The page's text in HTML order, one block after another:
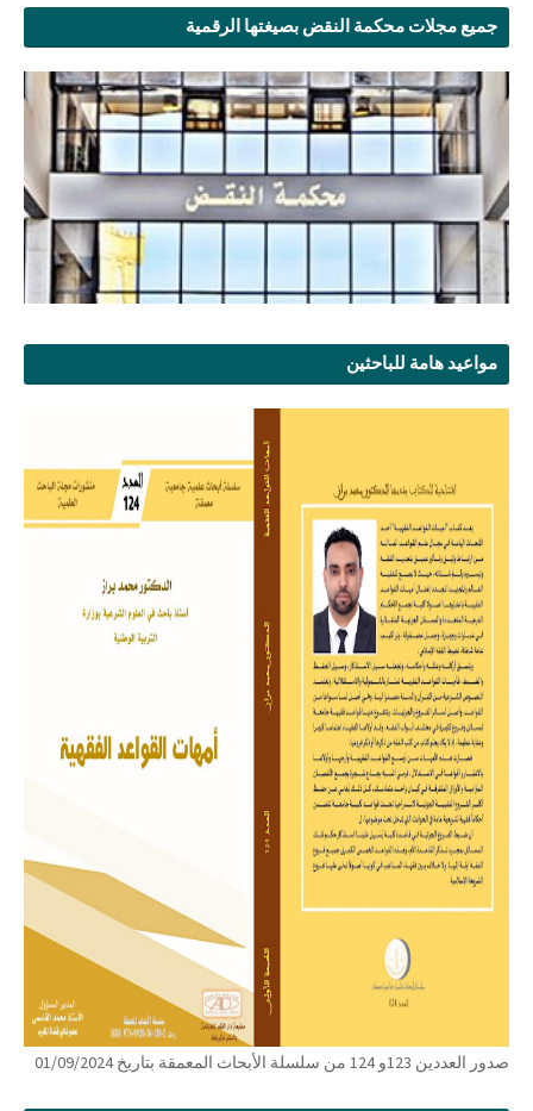
جميع مجلات محكمة النقض بصيغتها الرقمية
مواعيد هامة للباحثين
صدور العددين 123و 124 من سلسلة الأبحاث المعمقة بتاريخ 01/09/2024